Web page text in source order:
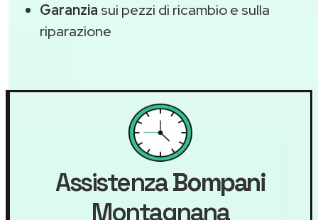
Garanzia sui pezzi di ricambio e sulla
riparazione
AssistenzaBompani
Montagnana